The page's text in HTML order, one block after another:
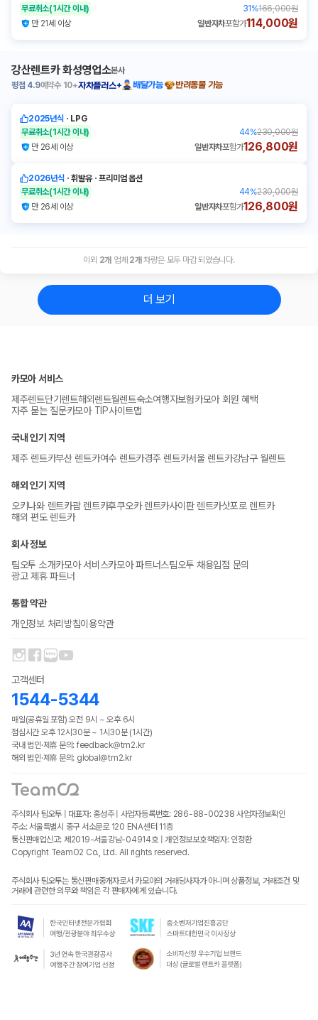
무료취소(1시간 이내) 31 %166,000원
만 21세 이상
일반자차포함가114,000원
강산렌트카 화성영업소본사
평점 4.9예약수 10+자차플러스+ 배달가능 반려동물 가능
2025년식 ㆍ LPG
무료취소(1시간 이내) 44%230,000원
만 26세 이상
일반자차포함가126,800원
2026년식 ㆍ휘발유ㆍ프리미엄 옵션
무료취소(1시간 이내) 44%230,000원
만 26세 이상
일반자차포함가126,800원
이외 2개 업체 2개 차량은 모두 마감 되었습니다.
더 보기
카모아 서비스
제주렌트단기렌트해외렌트월렌트숙소여행자보험카모아 회원 혜택
자주 묻는 질문카모아 TIP사이트맵
국내 인기 지역
제주 렌트카부산 렌트카여수 렌트카경주 렌트카서울 렌트카강남구 월렌트
해외 인기 지역
오키나와 렌트카괌 렌트카후쿠오카 렌트카사이판 렌트카삿포로 렌트카
해외 편도 렌트카
회사 정보
팀오투 소개카모아 서비스카모아 파트너스팀오투 채용입점 문의
광고 제휴 파트너
통합 약관
개인정보 처리방침이용약관
고객센터
1544-5344
매일(공휴일 포함) 오전 9시 ~ 오후 6시
점심시간 오후 12시30분 ~ 1시30분 (1시간)
국내 법인·제휴 문의: feedback@tm2.kr
해외 법인·제휴 문의: global@tm2.kr
주식회사 팀오투 | 대표자: 홍성주 | 사업자등록번호: 286-88-00238 사업자정보확인
주소: 서울특별시 중구 서소문로 120 ENA센터 11층
통신판매업신고: 제2019-서울강남-04914호 | 개인정보보호책임자: 인정환
Copyright TeamO2 Co., Ltd. All rights reserved.
주식회사 팀오투는 통신판매중개자로서 카모아의 거래당사자가 아니며 상품정보, 거래조건 및
거래에 관련한 의무와 책임은 각 판매자에게 있습니다.